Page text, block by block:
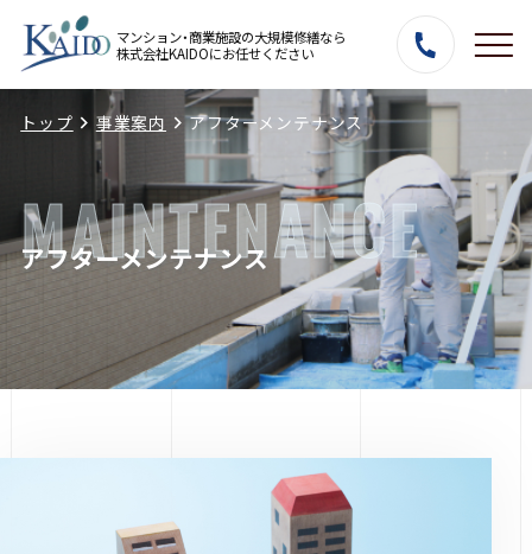
マンション・商業施設の大規模修繕なら
株式会社KAIDOにお任せください
トップ 事業案内 アフターメンテナンス
MAINTENANCE
アフターメンテナンス